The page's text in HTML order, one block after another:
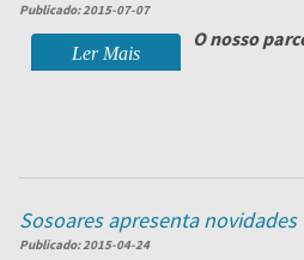
Publicado:2015-07-07
O nosso
Ler Mais
Sosoares apresenta novidades
Publicado:2015-04-24